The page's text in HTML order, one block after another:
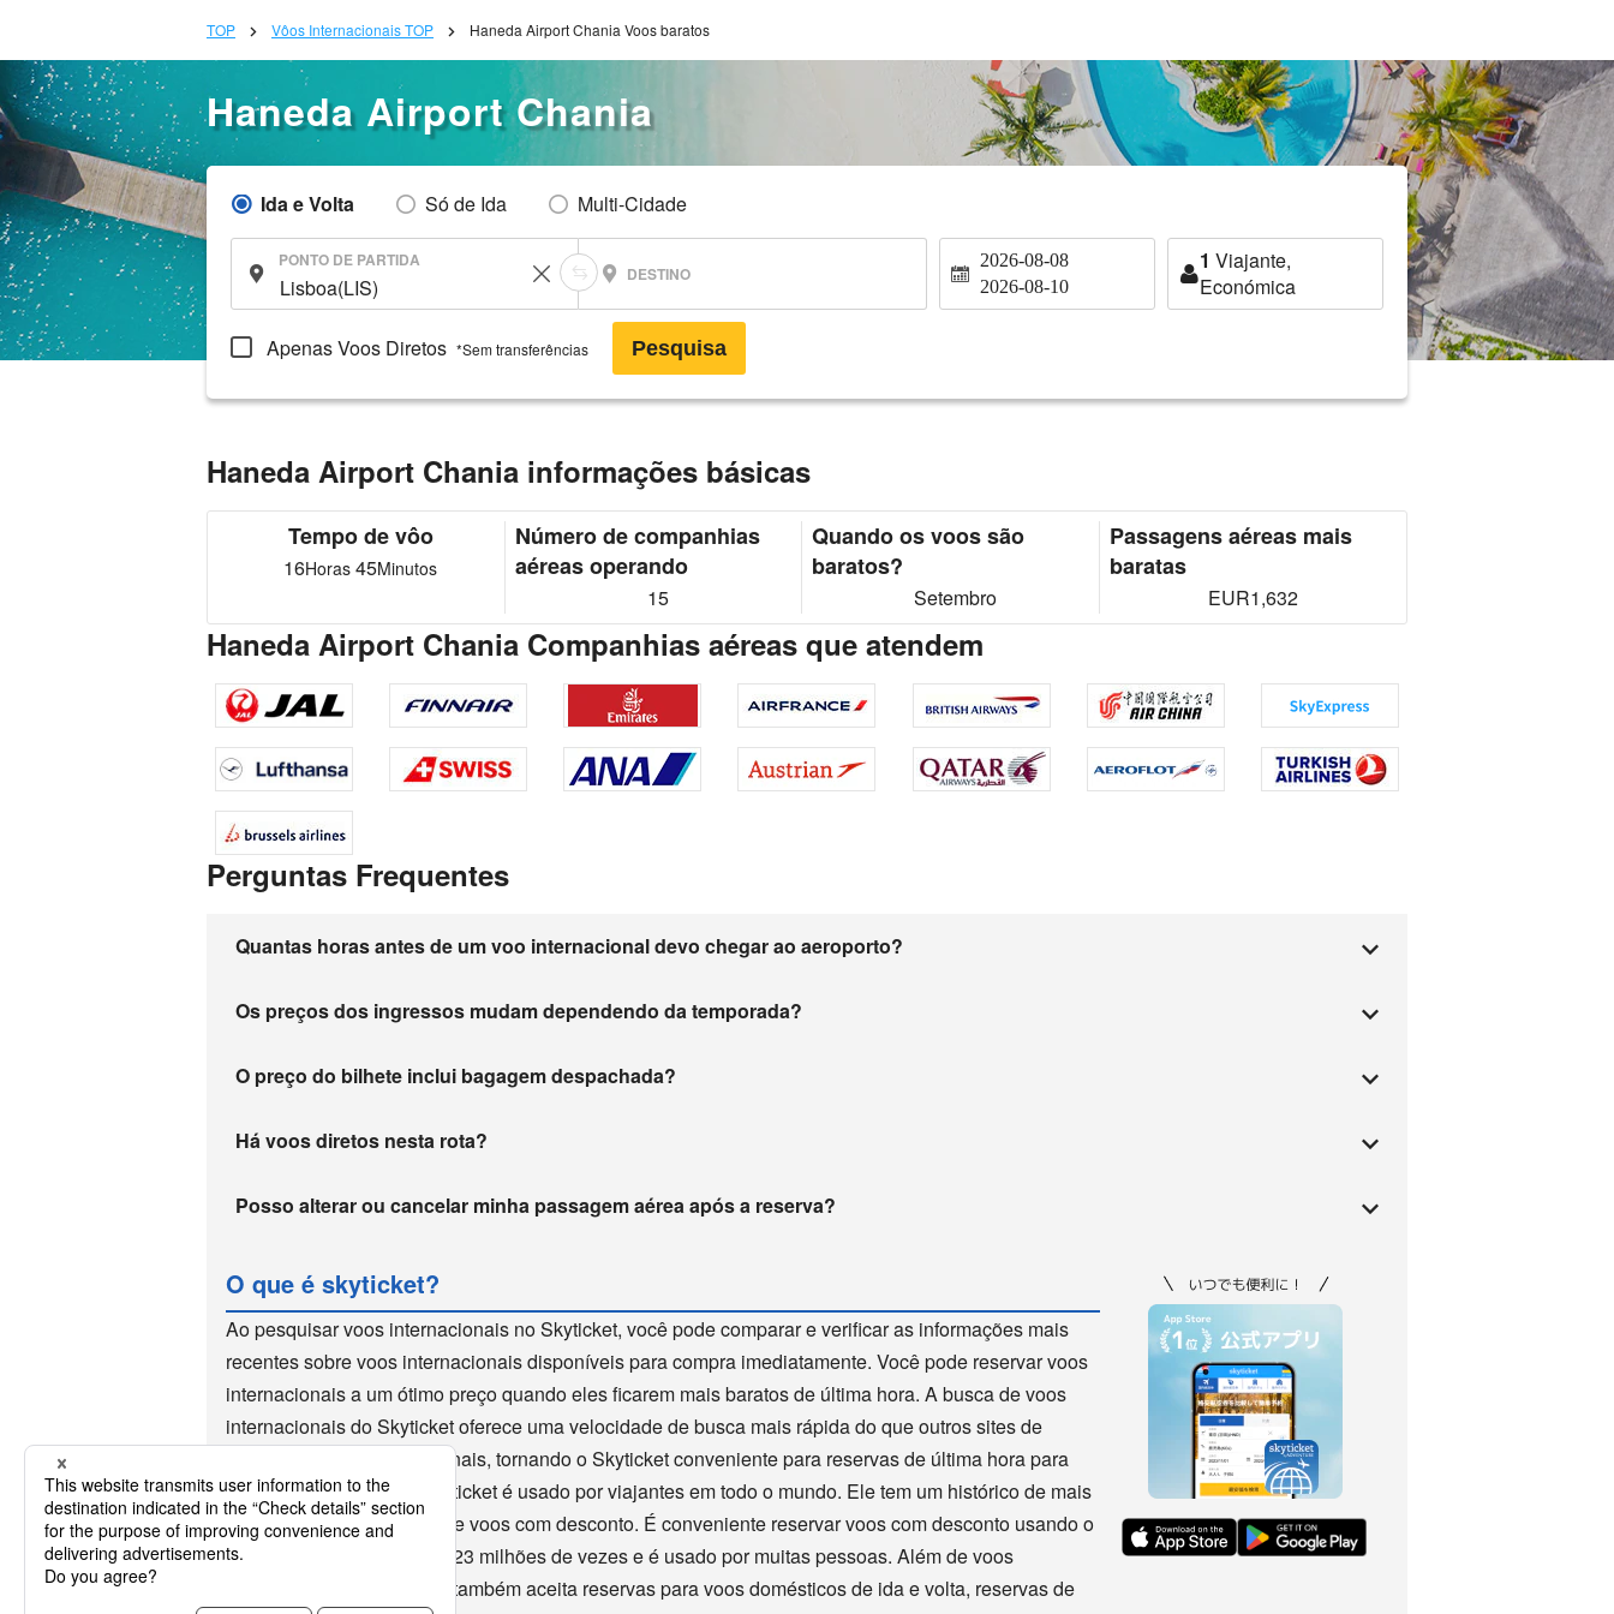
TOP Vôos Internacionais TOP Haneda Airport Chania Voos baratos
Haneda Airport Chania
Ida e Volta Só de Ida Multi-Cidade
PONTO DE PARTIDA
DESTINO
2026-08-08
2026-08-10
1 Viajante,
Económica
Apenas Voos Diretos *Sem transferências Pesquisa
Haneda Airport Chania informações básicas
Tempo de vôo
16Horas45Minutos
Número de companhias
aéreas operando
15
Quando os voos são
baratos?
Setembro
Passagens aéreas mais
baratas
EUR1,632
Haneda Airport Chania Companhias aéreas que atendem
Perguntas Frequentes
Quantas horas antes de um voo internacional devo chegar ao aeroporto?
Os preços dos ingressos mudam dependendo da temporada?
O preço do bilhete inclui bagagem despachada?
Há voos diretos nesta rota?
Posso alterar ou cancelar minha passagem aérea após a reserva?
O que é skyticket?
Ao pesquisar voos internacionais no Skyticket, você pode comparar e verificar as informações mais
recentes sobre voos internacionais disponíveis para compra imediatamente. Você pode reservar voos
internacionais a um ótimo preço quando eles ficarem mais baratos de última hora. A busca de voos
internacionais do Skyticket oferece uma velocidade de busca mais rápida do que outros sites de
reserva de voos internacionais, tornando o Skyticket conveniente para reservas de última hora para
voos internacionais. O Skyticket é usado por viajantes em todo o mundo. Ele tem um histórico de mais
de 10 anos como um site de voos com desconto. É conveniente reservar voos com desconto usando o
aplicativo, que foi baixado 23 milhões de vezes e é usado por muitas pessoas. Além de voos
internacionais, o Skyticket também aceita reservas para voos domésticos de ida e volta, reservas de